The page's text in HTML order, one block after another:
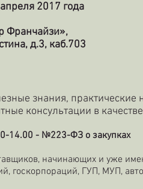
2017 года
Франчайзи»,
д.3, каб.703
знания, практические
консультации в
14.00 - №223-ФЗ о закупках
начинающих и уже
госкорпораций, ГУП, МУП,